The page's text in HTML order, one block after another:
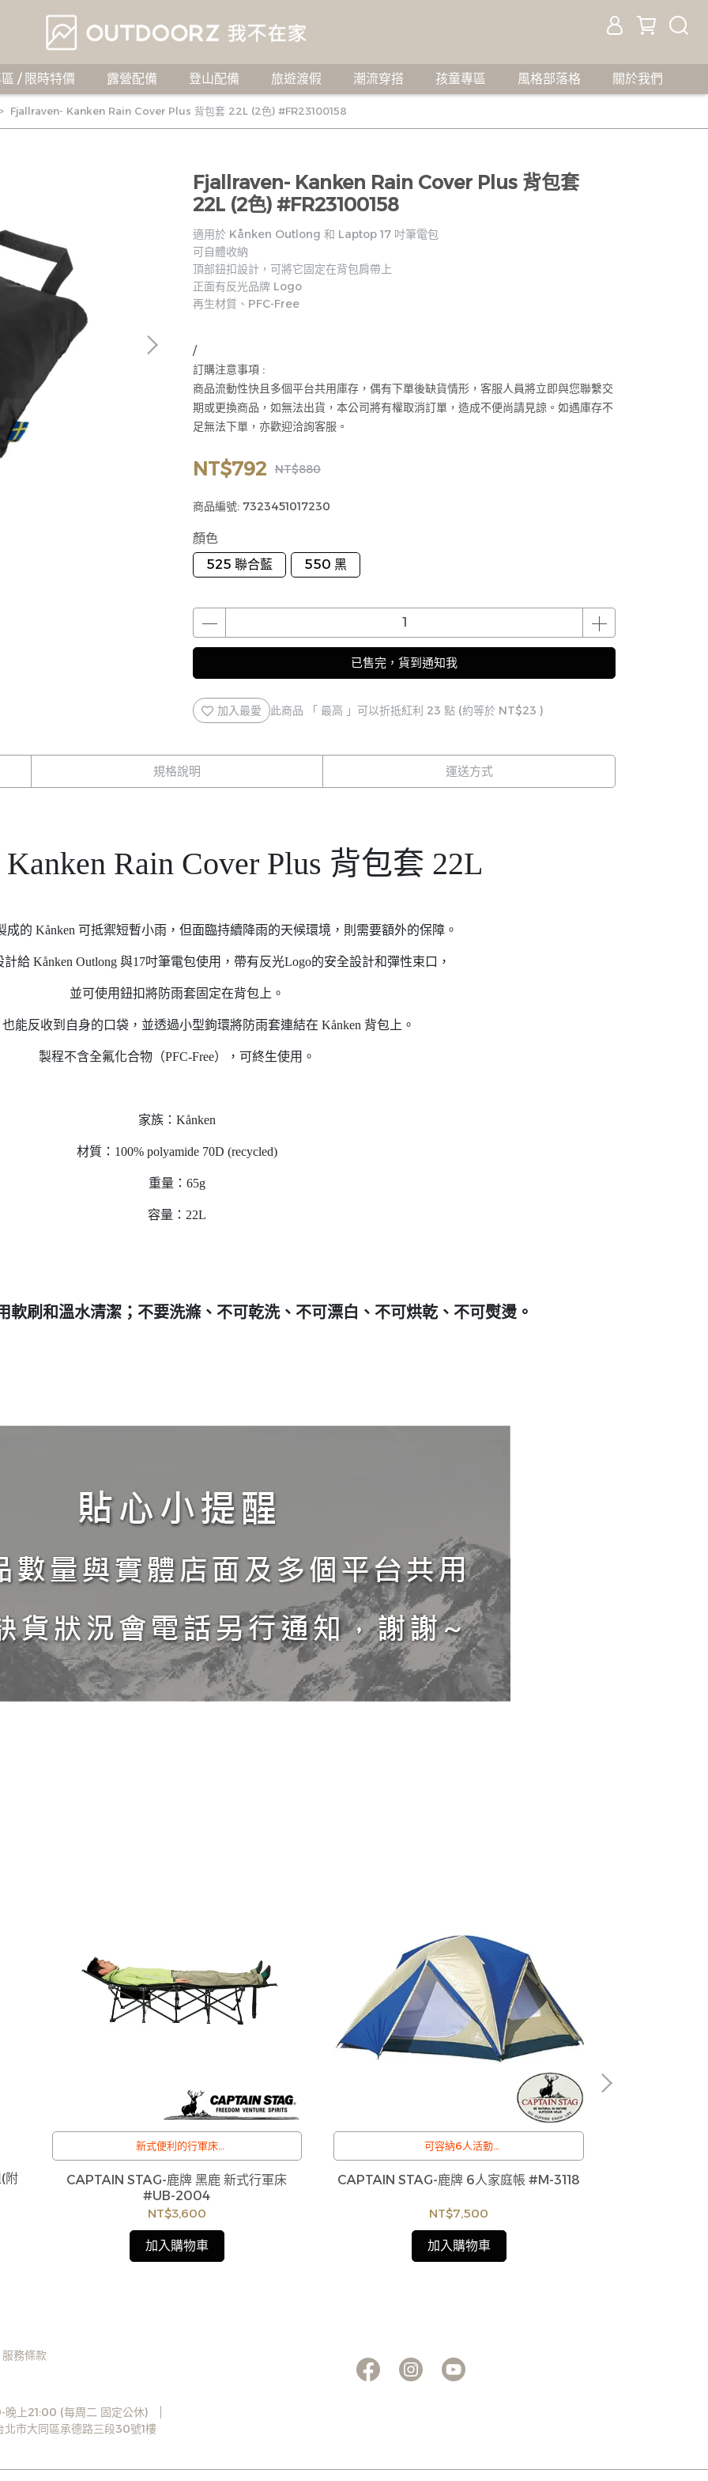
/ 限時特價 露營配備 登山配備 旅遊渡假 潮流穿搭 孩童專區 風格部落格 關於我們
Fjallraven- Kanken Rain Cover Plus 背包套 22L (2色) #FR23100158
Fjallraven- Kanken Rain Cover Plus 背包套
22L (2色) #FR23100158
適用於 Kånken Outlong 和 Laptop 17 吋筆電包
可自體收納
頂部鈕扣設計，可將它固定在背包肩帶上
正面有反光品牌 Logo
再生材質、PFC-Free
/
訂購注意事項 :
商品流動性快且多個平台共用庫存，偶有下單後缺貨情形，客服人員將立即與您聯繫交
期或更換商品，如無法出貨，本公司將有權取消訂單，造成不便尚請見諒。如遇庫存不
足無法下單，亦歡迎洽詢客服。
NT$792 NT$880
商品編號: 7323451017230
顏色
525 聯合藍
550 黑
已售完，貨到通知我
加入最愛 此商品 「 最高 」可以折抵紅利 23 點 (約等於 NT$23 )
規格說明 運送方式
Rain Cover Plus 背包套 22L
成的 Kånken 可抵禦短暫小雨，但面臨持續降雨的天候環境，則需要額外的保障。
給 Kånken Outlong 與17吋筆電包使用，帶有反光Logo的安全設計和彈性束口，
並可使用鈕扣將防雨套固定在背包上。
能反收到自身的口袋，並透過小型鉤環將防雨套連結在 Kånken 背包上。
製程不含全氟化合物（PFC-Free），可終生使用。
家族：Kånken
材質：100% polyamide 70D (recycled)
重量：65g
容量：22L
軟刷和溫水清潔；不要洗滌、不可乾洗、不可漂白、不可烘乾、不可熨燙。
附
新式便利的行軍床
訂購注意事項 :
商品流動性快且多個平台共用庫存，偶有下單後
缺貨情形，客服人員將立即與您聯繫交期或更換
商品，如無法出貨，本公司將有權取消訂單，造
成不便尚請見諒。如遇庫存不足無法下單，亦歡
迎洽詢客服。
CAPTAIN STAG-鹿牌 黑鹿 新式行軍床
#UB-2004
NT$3,600
加入購物車
可容納6人活動
/
訂購注意事項 :
缺貨情形，客服人員將立即與您聯繫交期或更換
商品，如無法出貨，本公司將有權取消訂單，造
成不便尚請見諒。如遇庫存不足無法下單，亦歡
迎洽詢客服。
CAPTAIN STAG-鹿牌 6人家庭帳 #M-3118
NT$7,500
加入購物車
服務條款
晚上21:00 (每周二 固定公休)
北市大同區承德路三段30號1樓